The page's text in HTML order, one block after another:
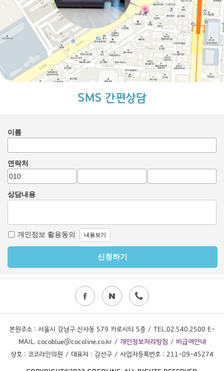
SMS 간편상담
본원주소 : 서울시 강남구 신사동 579 카로시티 5층 / TEL.02.540.2500 E-
MAIL. cocoblue@cocoline.co.kr / 개인정보처리방침 / 비급여안내
상호 : 코코라인의원 / 대표자 : 김선구 / 사업자등록번호 : 211-09-45274